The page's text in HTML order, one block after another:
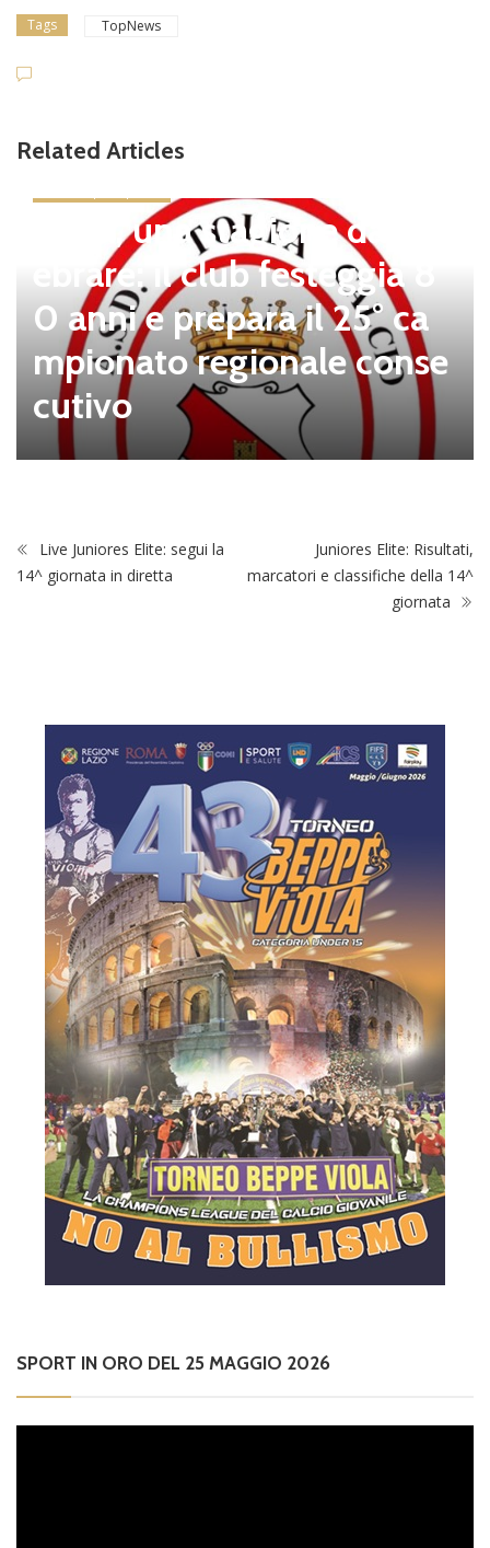
Tags TopNews
Related Articles
Tolfa, una stagione da cel
ebrare: il club festeggia 8
0 anni e prepara il 25° ca
mpionato regionale conse
cutivo
Live Juniores Elite: segui la
14^ giornata in diretta
Juniores Elite: Risultati,
marcatori e classifiche della 14^
giornata
SPORT IN ORO DEL 25 MAGGIO 2026